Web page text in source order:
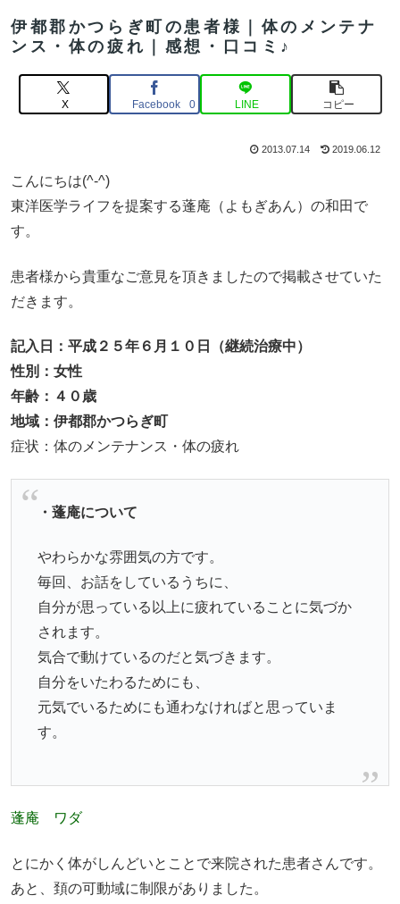
伊都郡かつらぎ町の患者様｜体のメンテナ
ンス・体の疲れ｜感想・口コミ♪
X Facebook 0 LINE コピー
2013.07.14 2019.06.12
こんにちは(^-^)
東洋医学ライフを提案する蓬庵（よもぎあん）の和田で
す。
患者様から貴重なご意見を頂きましたので掲載させていた
だきます。
記入日：平成２５年６月１０日（継続治療中）
性別：女性
年齢：４０歳
地域：伊都郡かつらぎ町
症状：体のメンテナンス・体の疲れ
・蓬庵について
やわらかな雰囲気の方です。
毎回、お話をしているうちに、
自分が思っている以上に疲れていることに気づか
されます。
気合で動けているのだと気づきます。
自分をいたわるためにも、
元気でいるためにも通わなければと思っていま
す。
蓬庵 ワダ
とにかく体がしんどいとことで来院された患者さんです。
あと、頚の可動域に制限がありました。